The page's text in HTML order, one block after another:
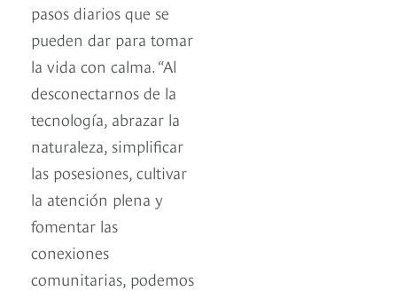
pasos diarios que se
pueden dar para tomar
la vida con calma. “Al
desconectarnos de la
tecnología, abrazar la
naturaleza, simplificar
las posesiones, cultivar
la atención plena y
fomentar las
conexiones
comunitarias, podemos